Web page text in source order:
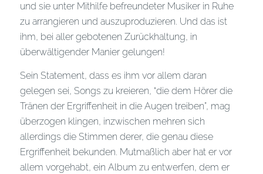
und sie unter Mithilfe befreundeter Musiker in Ruhe
zu arrangieren und auszuproduzieren. Und das ist
ihm, bei aller gebotenen Zurückhaltung, in
überwältigender Manier gelungen!
Sein Statement, dass es ihm vor allem daran
gelegen sei, Songs zu kreieren, “die dem Hörer die
Tränen der Ergriffenheit in die Augen treiben”, mag
überzogen klingen, inzwischen mehren sich
allerdings die Stimmen derer, die genau diese
Ergriffenheit bekunden. Mutmaßlich aber hat er vor
allem vorgehabt, ein Album zu entwerfen, dem er